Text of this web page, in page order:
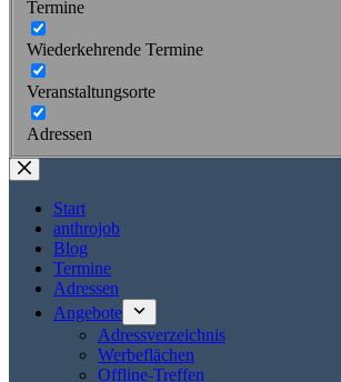
Termine
Wiederkehrende Termine
Veranstaltungsorte
Adressen
Start
anthrojob
Blog
Termine
Adressen
Angebote
Adressverzeichnis
Werbeflächen
Offline-Treffen